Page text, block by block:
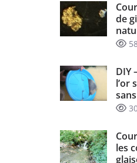
de
DIY
l’or
les